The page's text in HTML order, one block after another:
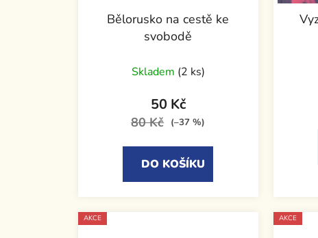
Bělorusko na cestě ke
svobodě
Skladem (2 ks)
50 Kč
80 Kč (–37 %)
DO KOŠÍKU
AKCE AKCE